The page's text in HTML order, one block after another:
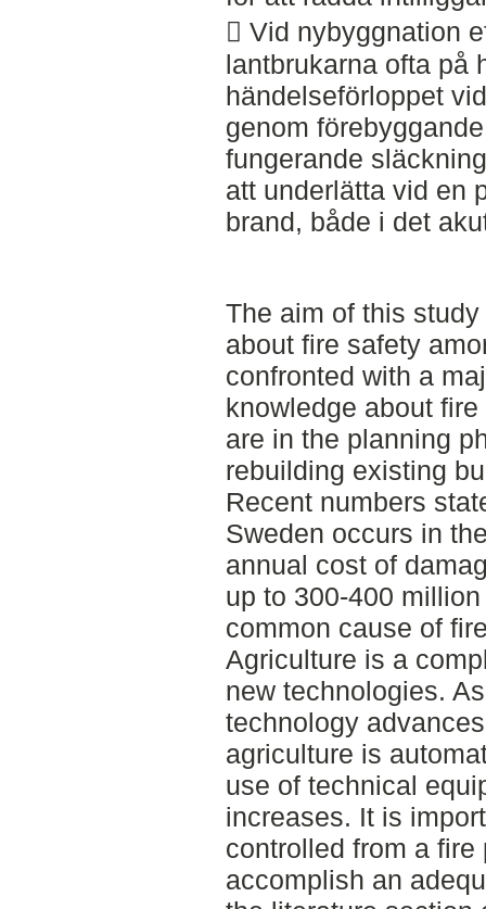
 Vid nybyggnation
lantbrukarna ofta på
händelseförloppet
genom
fungerande
att underlätta vid en
brand, både i det
The aim of this
about fire safety
confronted with a
knowledge about
are in the planning
rebuilding existing
Recent numbers
Sweden occurs in
annual cost of
up to 300-400
common cause of
Agriculture is a
new technologies.
technology
agriculture is
use of technical
increases. It is
controlled from a
accomplish an